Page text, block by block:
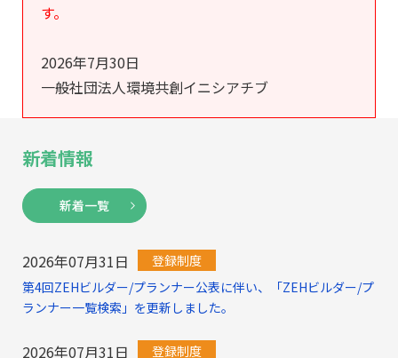
す。
2026年7月30日
一般社団法人環境共創イニシアチブ
新着情報
新着一覧
2026年07月31日
登録制度
第4回ZEHビルダー/プランナー公表に伴い、「ZEHビルダー/プ
ランナー一覧検索」を更新しました。
2026年07月31日
登録制度